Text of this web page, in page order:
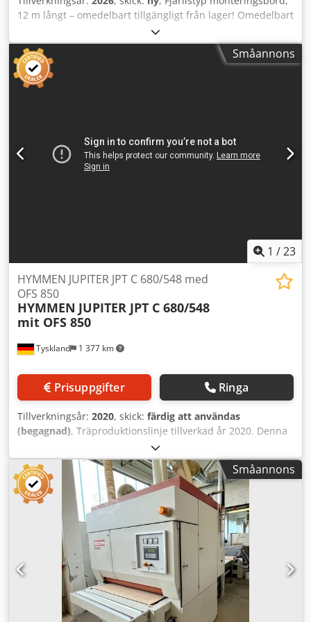
12 m långt – omedelbart tillgängligt från lager! Omedelbart
leveransklar! Dodpfxemrtx Us An Ujck BOOSTON – Vi är en
tillverkare av maskiner och utrustning för produktion av
prefabricerade trähus. Köp direkt från tillverkaren!
Kvalitetsgaranti och kort leveranstid. Vi erbjuder ett
monteringsbord – hydrauliskt (fjärilstyp) bestående av två
cm - Andra sektionen med en bredd på 230 cm - Tillåten
belastning på bordet: 95 kg/m² (för ett 12 m bord – totalt 3
500 kg) - Robust pulverlackerad stålkonstruktion - Hål för
Småannons
1 /23
Tyskland 1 377 km
HYMMEN JUPITER JPT C 680/548 med
OFS 850
HYMMEN JUPITER JPT C 680/548
mit OFS 850
Prisuppgifter Ringa
Tillverkningsår: 2020, skick: färdig att användas
(begagnad), Träproduktionslinje tillverkad år 2020. Denna
HYMMEN JUPITER JPT C 680/548 mit OFS 850 har en
maximal tryckbredd på 548 mm och en systemhastighet på
mellan 8 och 65 m/min. Den är utformad för höghastighets
ytbehandling av stora paneler, perfekt för golv- och
möbelindustrin. Om du är ute efter högkvalitativa
tryckmöjligheter kan du överväga HYMMEN JUPITER JPT C
680/548 mit OFS 850-maskinen som vi har till salu.
Kontakta oss för mer information. • Allmänna systemdata: •
Nominell bredd: 680 mm • Maximal utskriftsbredd: 548
mm (kan utökas till 680 mm) • Maximal panelbredd i OFS:
510 mm • Arbetshöjd: 900 mm (+50 mm) • Bearbetning:
tryckning och topplackering ovanifrån, motlackering
Småannons